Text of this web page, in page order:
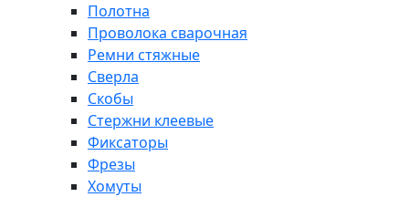
Полотна
Проволока сварочная
Ремни стяжные
Сверла
Скобы
Стержни клеевые
Фиксаторы
Фрезы
Хомуты